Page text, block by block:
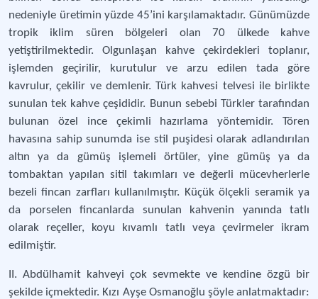
nedeniyle üretimin yüzde 45’ini karşılamaktadır. Günümüzde
tropik iklim süren bölgeleri olan 70 ülkede kahve
yetiştirilmektedir. Olgunlaşan kahve çekirdekleri toplanır,
işlemden geçirilir, kurutulur ve arzu edilen tada göre
kavrulur, çekilir ve demlenir. Türk kahvesi telvesi ile birlikte
sunulan tek kahve çeşididir. Bunun sebebi Türkler tarafından
bulunan özel ince çekimli hazırlama yöntemidir. Tören
havasına sahip sunumda ise stil puşidesi olarak adlandırılan
altın ya da gümüş işlemeli örtüler, yine gümüş ya da
tombaktan yapılan sitil takımları ve değerli mücevherlerle
bezeli fincan zarfları kullanılmıştır. Küçük ölçekli seramik ya
da porselen fincanlarda sunulan kahvenin yanında tatlı
olarak reçeller, koyu kıvamlı tatlı veya çevirmeler ikram
edilmiştir.
II. Abdülhamit kahveyi çok sevmekte ve kendine özgü bir
şekilde içmektedir. Kızı Ayşe Osmanoğlu şöyle anlatmaktadır: